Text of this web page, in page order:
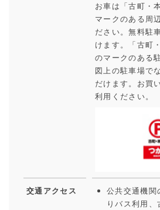
お車は「古町・
マークのある周
ださい。無料駐
けます。「古町
のマークのある
図上の駐車場で
だけます。お買
利用ください。
交通アクセス
公共交通機関
りバス利用、